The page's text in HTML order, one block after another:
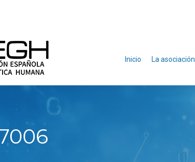
Inicio La asociación